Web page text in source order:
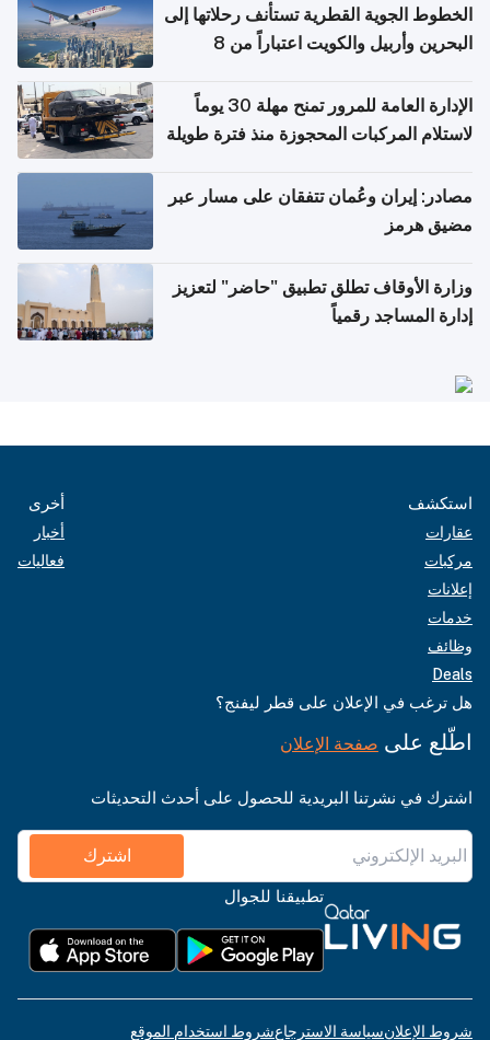
الخطوط الجوية القطرية تستأنف رحلاتها إلى
البحرين وأربيل والكويت اعتباراً من 8
الإدارة العامة للمرور تمنح مهلة 30 يوماً
لاستلام المركبات المحجوزة منذ فترة طويلة
مصادر: إيران وعُمان تتفقان على مسار عبر
مضيق هرمز
وزارة الأوقاف تطلق تطبيق "حاضر" لتعزيز
إدارة المساجد رقمياً
استكشف
عقارات
مركبات
إعلانات
خدمات
وظائف
Deals
أخرى
أخبار
فعاليات
هل ترغب في الإعلان على قطر ليفنج؟
اطّلع على صفحة الإعلان
اشترك في نشرتنا البريدية للحصول على أحدث التحديثات
اشترك
تطبيقنا للجوال
شروط الإعلانسياسة الاسترجاعشروط استخدام الموقع